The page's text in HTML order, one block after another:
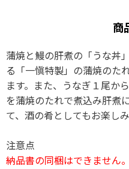
商
蒲焼と鰻の肝煮の「うな丼
る「一愼特製」の蒲焼のた
ます。また、うなぎ１尾か
を蒲焼のたれで煮込み肝煮
て、酒の肴としてもお楽しみ
注意点
納品書の同梱はできません。